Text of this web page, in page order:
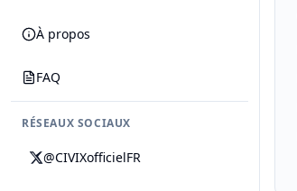
À propos
FAQ
RÉSEAUX SOCIAUX
@CIVIXofficielFR